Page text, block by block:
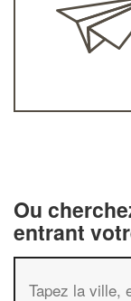
Ou
entrant